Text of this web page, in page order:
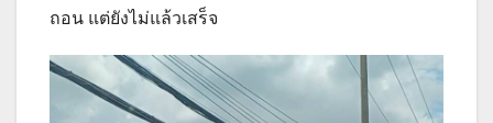
ถอน แต่ยังไม่แล้วเสร็จ